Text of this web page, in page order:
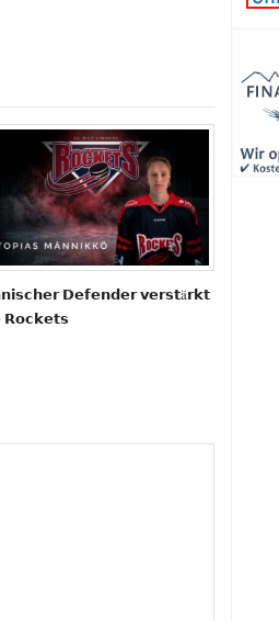
𝗗𝗲𝗳𝗲𝗻𝗱𝗲𝗿 𝘃𝗲𝗿𝘀𝘁ä𝗿𝗸𝘁
𝗥𝗼𝗰𝗸𝗲𝘁𝘀